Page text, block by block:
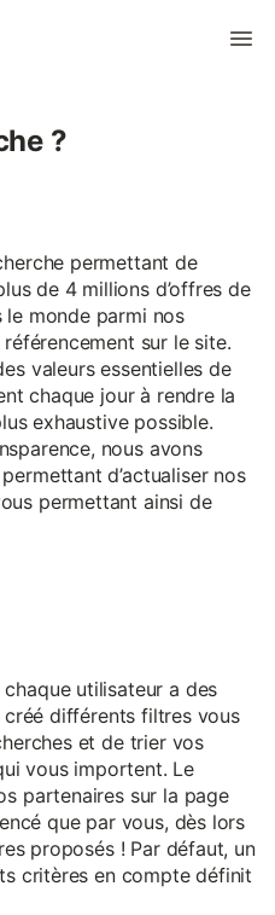
?
permettant de
de 4 millions d’offres de
monde parmi nos
sur le site.
valeurs essentielles de
chaque jour à rendre la
exhaustive possible.
nous avons
d’actualiser nos
permettant ainsi de
utilisateur a des
différents filtres vous
et de trier vos
vous importent. Le
partenaires sur la page
que par vous, dès lors
proposés ! Par défaut, un
critères en compte définit